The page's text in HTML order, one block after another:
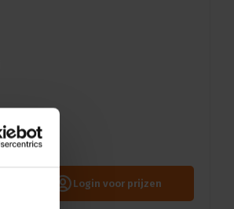
Login voor prijzen